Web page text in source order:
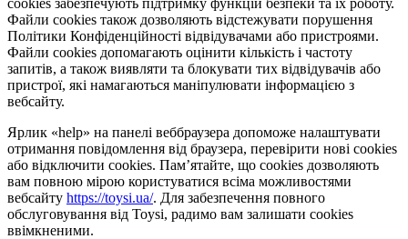
Файли cookies також дозволяють відстежувати порушення
Політики Конфіденційності відвідувачами або пристроями.
Файли cookies допомагають оцінити кількість і частоту
запитів, а також виявляти та блокувати тих відвідувачів або
пристрої, які намагаються маніпулювати інформацією з
вебсайту.
Ярлик «help» на панелі веббраузера допоможе налаштувати
отримання повідомлення від браузера, перевірити нові cookies
або відключити cookies. Пам’ятайте, що cookies дозволяють
вам повною мірою користуватися всіма можливостями
вебсайту https://toysi.ua/. Для забезпечення повного
обслуговування від Toysi, радимо вам залишати cookies
ввімкненими.